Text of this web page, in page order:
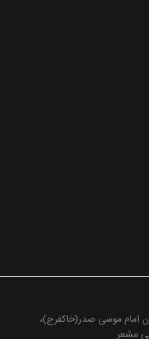
امام موسی صدر(خاکفرج)،